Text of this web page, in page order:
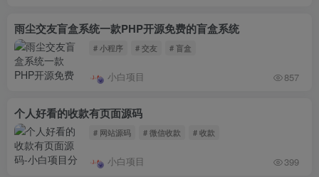
雨尘交友盲盒系统一款PHP开源免费的盲盒系统
# 小程序 # 交友 # 盲盒
小白项目 857
个人好看的收款有页面源码
# 网站源码 # 微信收款 # 收款
小白项目 399